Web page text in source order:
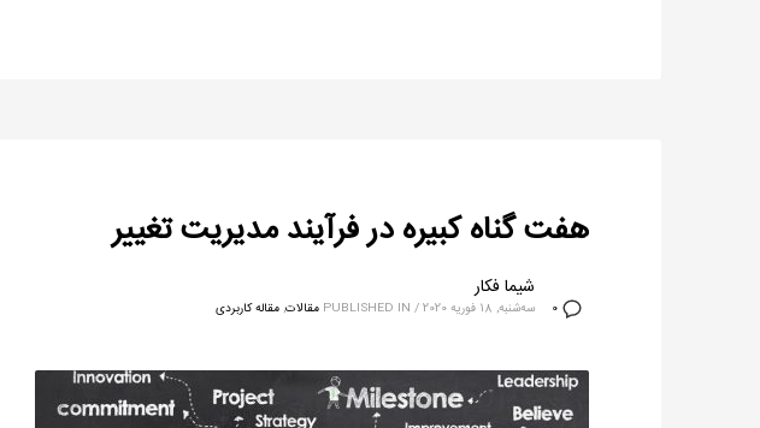
هفت گناه کبیره در فرآیند مدیریت تغییر
0
شیما فکار
سه‌شنبه, 18 فوریه 2020 /
PUBLISHED IN مقالات,مقاله کاربردی